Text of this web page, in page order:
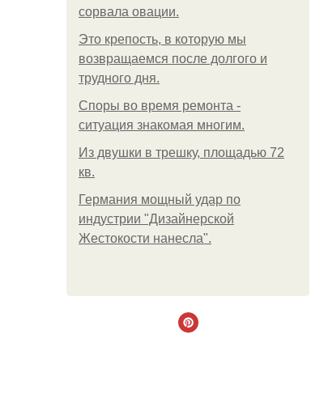
сорвала овации.
Это крепость, в которую мы
возвращаемся после долгого и
трудного дня.
Споры во время ремонта -
ситуация знакомая многим.
Из двушки в трешку, площадью 72
кв.
Германия мощный удар по
индустрии "Дизайнерской
Жестокости нанесла".